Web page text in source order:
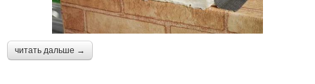
читать дальше →